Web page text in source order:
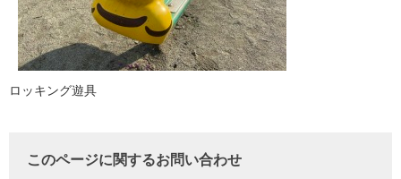
ロッキング遊具
このページに関するお問い合わせ